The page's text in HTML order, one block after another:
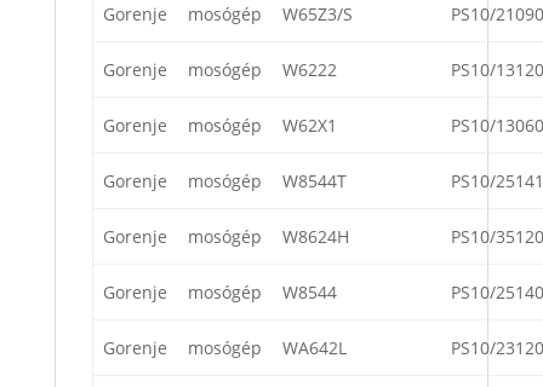
Gorenje mosógép W65Z3/S PS10/21090
Gorenje mosógép W6222 PS10/13120
Gorenje mosógép W62X1 PS10/13060
Gorenje mosógép W8544T PS10/25141
Gorenje mosógép W8624H PS10/35120
Gorenje mosógép W8544 PS10/25140
Gorenje mosógép WA642L PS10/23120